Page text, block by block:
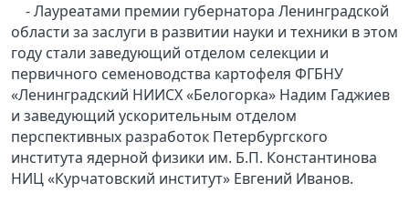
- Лауреатами премии губернатора Ленинградской
области за заслуги в развитии науки и техники в этом
году стали заведующий отделом селекции и
первичного семеноводства картофеля ФГБНУ
«Ленинградский НИИСХ «Белогорка» Надим Гаджиев
и заведующий ускорительным отделом
перспективных разработок Петербургского
института ядерной физики им. Б.П. Константинова
НИЦ «Курчатовский институт» Евгений Иванов.